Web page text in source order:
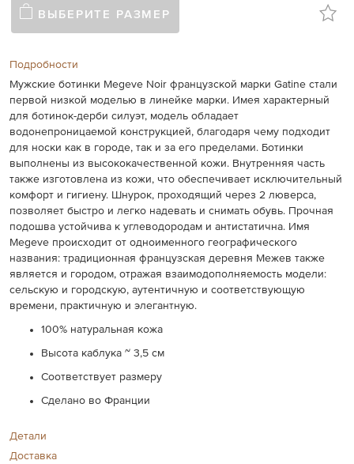
ВЫБЕРИТЕ РАЗМЕР
Подробности
Мужские ботинки Megeve Noir французской марки Gatine стали
первой низкой моделью в линейке марки. Имея характерный
для ботинок-дерби силуэт, модель обладает
водонепроницаемой конструкцией, благодаря чему подходит
для носки как в городе, так и за его пределами. Ботинки
выполнены из высококачественной кожи. Внутренняя часть
также изготовлена из кожи, что обеспечивает исключительный
комфорт и гигиену. Шнурок, проходящий через 2 люверса,
позволяет быстро и легко надевать и снимать обувь. Прочная
подошва устойчива к углеводородам и антистатична. Имя
Megeve происходит от одноименного географического
названия: традиционная французская деревня Межев также
является и городом, отражая взаимодополняемость модели:
сельскую и городскую, аутентичную и соответствующую
времени, практичную и элегантную.
100% натуральная кожа
Высота каблука ~ 3,5 см
Соответствует размеру
Сделано во Франции
Детали
Доставка